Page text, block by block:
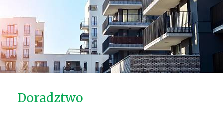
Doradztwo